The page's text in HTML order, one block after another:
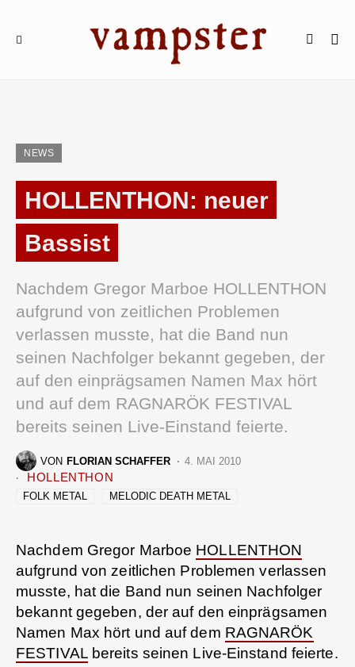
NEWS
HOLLENTHON: neuer
Bassist
Nachdem Gregor Marboe HOLLENTHON
aufgrund von zeitlichen Problemen
verlassen musste, hat die Band nun
seinen Nachfolger bekannt gegeben, der
auf den einprägsamen Namen Max hört
und auf dem RAGNARÖK FESTIVAL
bereits seinen Live-Einstand feierte.
VON FLORIAN SCHAFFER 4. MAI 2010
HOLLENTHON
FOLK METAL MELODIC DEATH METAL
Nachdem Gregor Marboe HOLLENTHON
aufgrund von zeitlichen Problemen verlassen
musste, hat die Band nun seinen Nachfolger
bekannt gegeben, der auf den einprägsamen
Namen Max hört und auf dem RAGNARÖK
FESTIVALbereits seinen Live-Einstand feierte.